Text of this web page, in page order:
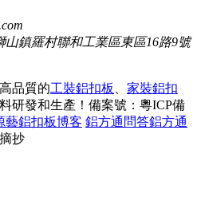
山鎮羅村聯和工業區東區16路9號
品質的工裝鋁扣板
家裝鋁扣
研發和生產！ 備案號：粵ICP備
藝鋁扣板博客 鋁方通問答鋁方通
抄